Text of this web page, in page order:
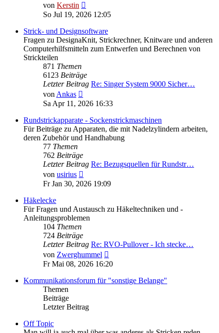
von Kerstin
Beitrag
So Jul 19, 2026 12:05
Strick- und Designsoftware
Fragen zu DesignaKnit, Strickrechner, Knitware und anderen
Computerhilfsmitteln zum Entwerfen und Berechnen von
Strickteilen
871 Themen
6123 Beiträge
Letzter Beitrag Re: Singer System 9000 Sicher…
vonAnkas
Beitrag
Sa Apr 11, 2026 16:33
Rundstrickapparate - Sockenstrickmaschinen
Für Beiträge zu Apparaten, die mit Nadelzylindern arbeiten,
deren Zubehör und Handhabung
77 Themen
762 Beiträge
Letzter Beitrag Re: Bezugsquellen für Rundstr…
von usirius
Beitrag
Fr Jan 30, 2026 19:09
Häkelecke
Für Fragen und Austausch zu Häkeltechniken und -
Anleitungsproblemen
104 Themen
724 Beiträge
Letzter Beitrag Re: RVO-Pullover - Ich stecke…
von Zwerghummel
Beitrag
Fr Mai 08, 2026 16:20
Kommunikationsforum für "sonstige Belange"
Themen
Beiträge
Letzter Beitrag
Off Topic